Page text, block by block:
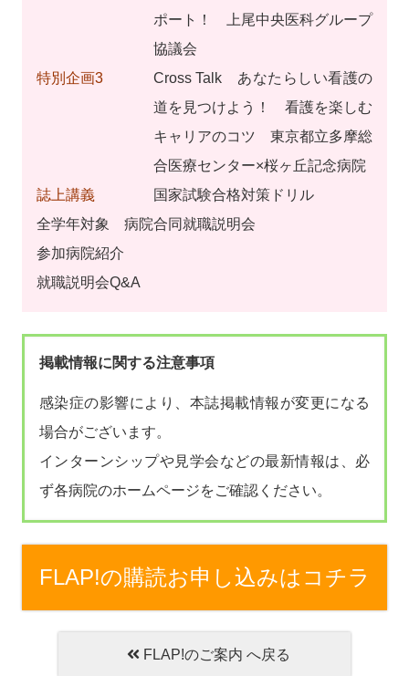
ポート！ 上尾中央医科グループ
協議会
特別企画3
Cross Talk あなたらしい看護の
道を見つけよう！ 看護を楽しむ
キャリアのコツ 東京都立多摩総
合医療センター×桜ヶ丘記念病院
誌上講義
国家試験合格対策ドリル
全学年対象 病院合同就職説明会
参加病院紹介
就職説明会Q&A
掲載情報に関する注意事項
感染症の影響により、本誌掲載情報が変更になる
場合がございます。
インターンシップや見学会などの最新情報は、必
ず各病院のホームページをご確認ください。
FLAP!の購読お申し込みはコチラ
FLAP!のご案内 へ戻る